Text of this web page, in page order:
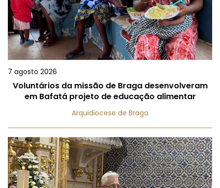
7 agosto 2026
Voluntários da missão de Braga desenvolveram
em Bafatá projeto de educação alimentar
Arquidiocese de Braga